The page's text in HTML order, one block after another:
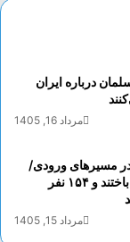
جهان
می‌گوید:
در مورد
درباره ایران
مرداد 16, 1405
مسیر‌های ورودی/
۲۴ زائر جان باختند و ۱۵۴ نفر
مرداد 15, 1405